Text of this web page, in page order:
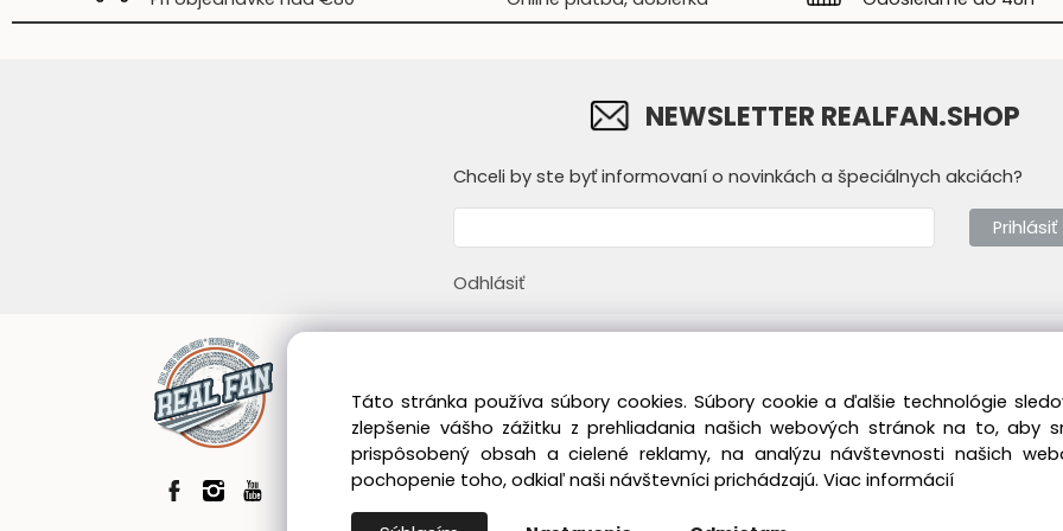
NEWSLETTER REALFAN.SHOP
Chceli by ste byť informovaní o novinkách a špeciálnych akciách?
Prihlásiť
Odhlásiť
Obchodné podmienky
Zákaznícka sekcia
Blog
GDPR
Vrátenie/reklamácie
Real Fan s.r.o.
Vukovarská 7382/1B
841 07 Bratislava -
Devínska Nová Ves
Táto stránka používa súbory cookies. Súbory cookie a ďalšie technológie
zlepšenie vášho zážitku z prehliadania našich webových stránok na to, aby
prispôsobený obsah a cielené reklamy, na analýzu návštevnosti našich
pochopenie toho, odkiaľ naši návštevníci prichádzajú. Viac informácií